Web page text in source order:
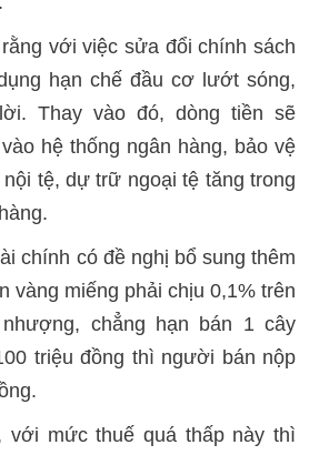
với việc sửa đổi chính sách
hạn chế đầu cơ lướt sóng,
Thay vào đó, dòng tiền sẽ
hệ thống ngân hàng, bảo vệ
tệ, dự trữ ngoại tệ tăng trong
chính có đề nghị bổ sung thêm
vàng miếng phải chịu 0,1% trên
chẳng hạn bán 1 cây
triệu đồng thì người bán nộp
với mức thuế quá thấp này thì